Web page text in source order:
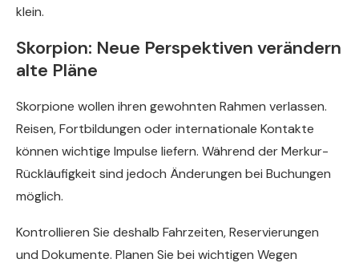
klein.
Skorpion: Neue Perspektiven verändern
alte Pläne
Skorpione wollen ihren gewohnten Rahmen verlassen.
Reisen, Fortbildungen oder internationale Kontakte
können wichtige Impulse liefern. Während der Merkur-
Rückläufigkeit sind jedoch Änderungen bei Buchungen
möglich.
Kontrollieren Sie deshalb Fahrzeiten, Reservierungen
und Dokumente. Planen Sie bei wichtigen Wegen